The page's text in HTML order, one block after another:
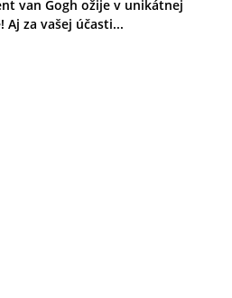
van Gogh ožije v unikátnej
Aj za vašej účasti...